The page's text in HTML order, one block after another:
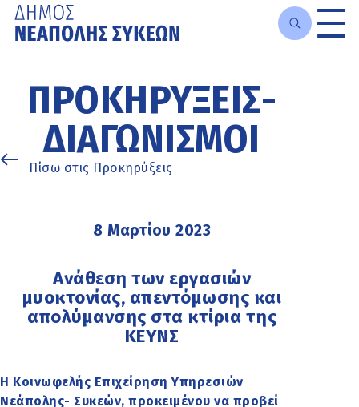
κυρίως
περιεχόμενο
ΠΡΟΚΗΡΎΞΕΙΣ-
ΔΙΑΓΩΝΙΣΜΟΊ
Πίσω στις Προκηρύξεις
8 Μαρτίου 2023
Ανάθεση των εργασιών
μυοκτονίας, απεντόμωσης και
απολύμανσης στα κτίρια της
ΚΕΥΝΣ
Η Κοινωφελής Επιχείρηση Υπηρεσιών
Νεάπολης- Συκεών, προκειμένου να προβεί